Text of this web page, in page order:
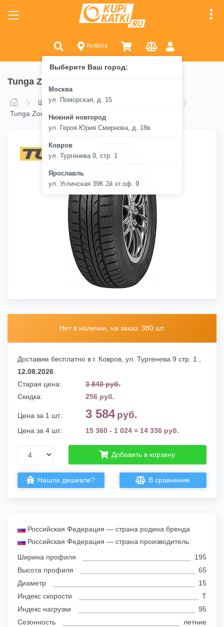
Ковров
Выберите Ваш город:
Москва
ул. Поморская, д. 15
Нижний новгород
ул. Героя Юрия Смирнова, д. 18в
Ковров
ул. Тургенева 9, стр. 1
Ярославль
ул. Угличская 39К 2й эт.оф. 9
Tunga Zodiak 2 PS-7 195/65 R15 95T
Шины Tunga
Tunga Zodiak 2 PS-7 195/65 R15 95T
Нет в наличии, на заказ: 380 шт.
Доставим бесплатно в г. Ковров, ул. Тургенева 9 стр. 1
12.08.2026
Старая цена:
3 840 руб.
Скидка:
256 руб.
Цена за 1 шт.: 3 584 руб.
Цена за 4 шт.: 15 360 - 1 024 = 14 336 руб.
Добавить в корзину
Нашли дешевле? В сравнение
Российская Федерация — страна родина бренда
Российская Федерация — страна производитель
Ширина профиля
195
Высота профиля
65
Диаметр
15
Индекс скорости
T
Индекс нагрузки
95
Сезонность
летние